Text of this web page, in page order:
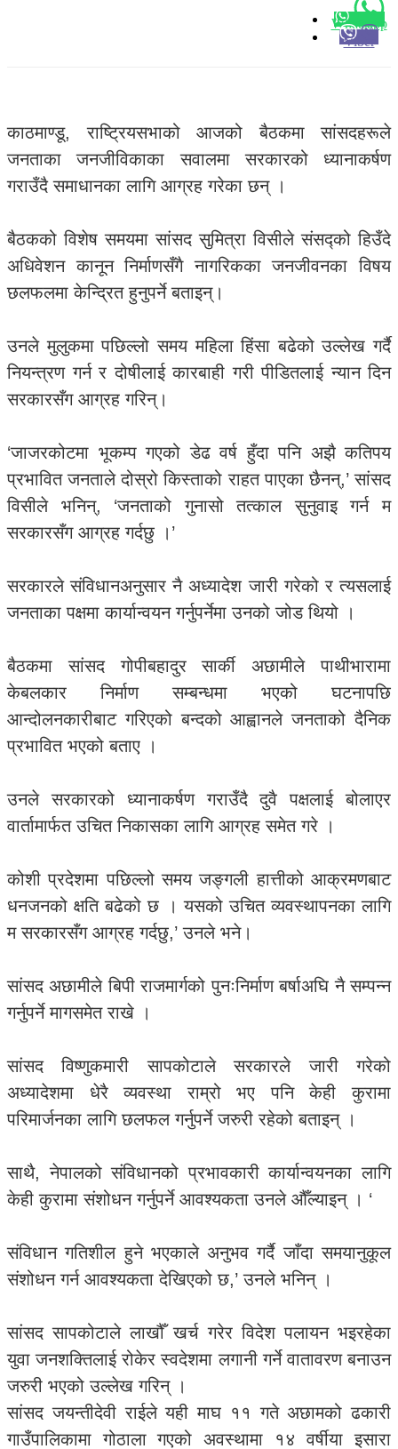
Whatsapp
Viber
काठमाण्डू, राष्ट्रियसभाको आजको बैठकमा सांसदहरूले
जनताका जनजीविकाका सवालमा सरकारको ध्यानाकर्षण
गराउँदै समाधानका लागि आग्रह गरेका छन् ।
बैठकको विशेष समयमा सांसद सुमित्रा विसीले संसद्को हिउँदे
अधिवेशन कानून निर्माणसँगै नागरिकका जनजीवनका विषय
छलफलमा केन्द्रित हुनुपर्ने बताइन्।
उनले मुलुकमा पछिल्लो समय महिला हिंसा बढेको उल्लेख गर्दै
नियन्त्रण गर्न र दोषीलाई कारबाही गरी पीडितलाई न्यान दिन
सरकारसँग आग्रह गरिन्।
‘जाजरकोटमा भूकम्प गएको डेढ वर्ष हुँदा पनि अझै कतिपय
प्रभावित जनताले दोस्रो किस्ताको राहत पाएका छैनन्,’ सांसद
विसीले भनिन्, ‘जनताको गुनासो तत्काल सुनुवाइ गर्न म
सरकारसँग आग्रह गर्दछु ।’
सरकारले संविधानअनुसार नै अध्यादेश जारी गरेको र त्यसलाई
जनताका पक्षमा कार्यान्वयन गर्नुपर्नेमा उनको जोड थियो ।
बैठकमा सांसद गोपीबहादुर सार्की अछामीले पाथीभारामा
केबलकार निर्माण सम्बन्धमा भएको घटनापछि
आन्दोलनकारीबाट गरिएको बन्दको आह्वानले जनताको दैनिक
प्रभावित भएको बताए ।
उनले सरकारको ध्यानाकर्षण गराउँदै दुवै पक्षलाई बोलाएर
वार्तामार्फत उचित निकासका लागि आग्रह समेत गरे ।
कोशी प्रदेशमा पछिल्लो समय जङ्गली हात्तीको आक्रमणबाट
धनजनको क्षति बढेको छ । यसको उचित व्यवस्थापनका लागि
म सरकारसँग आग्रह गर्दछु,’ उनले भने।
सांसद अछामीले बिपी राजमार्गको पुनःनिर्माण बर्षाअघि नै सम्पन्न
गर्नुपर्ने मागसमेत राखे ।
सांसद विष्णुकमारी सापकोटाले सरकारले जारी गरेको
अध्यादेशमा धेरै व्यवस्था राम्रो भए पनि केही कुरामा
परिमार्जनका लागि छलफल गर्नुपर्ने जरुरी रहेको बताइन् ।
साथै, नेपालको संविधानको प्रभावकारी कार्यान्वयनका लागि
केही कुरामा संशोधन गर्नुपर्ने आवश्यकता उनले औँल्याइन् । ‘
संविधान गतिशील हुने भएकाले अनुभव गर्दै जाँदा समयानुकूल
संशोधन गर्न आवश्यकता देखिएको छ,’ उनले भनिन् ।
सांसद सापकोटाले लाखौँ खर्च गरेर विदेश पलायन भइरहेका
युवा जनशक्तिलाई रोकेर स्वदेशमा लगानी गर्ने वातावरण बनाउन
जरुरी भएको उल्लेख गरिन् ।
सांसद जयन्तीदेवी राईले यही माघ ११ गते अछामको ढकारी
गाउँपालिकामा गोठाला गएको अवस्थामा १४ वर्षीया इसारा